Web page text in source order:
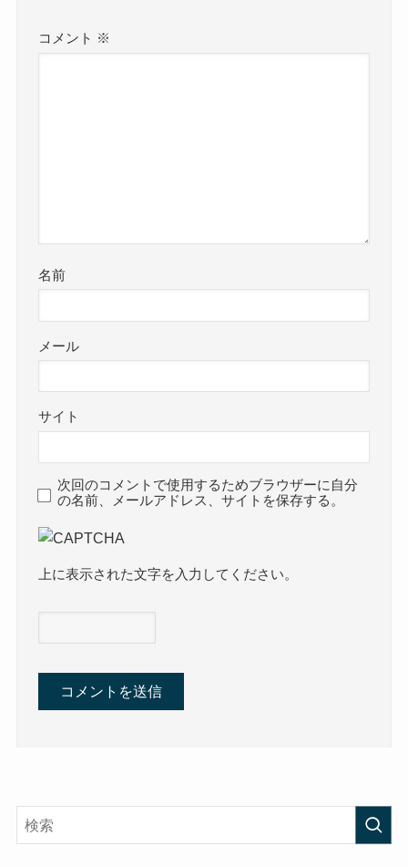
コメント ※
名前
メール
サイト
次回のコメントで使用するためブラウザーに自分
の名前、メールアドレス、サイトを保存する。
上に表示された文字を入力してください。